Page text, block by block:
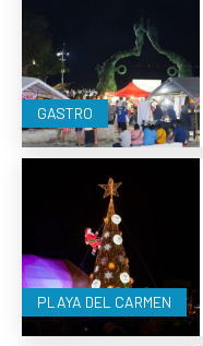
GASTRO
PLAYA DEL CARMEN